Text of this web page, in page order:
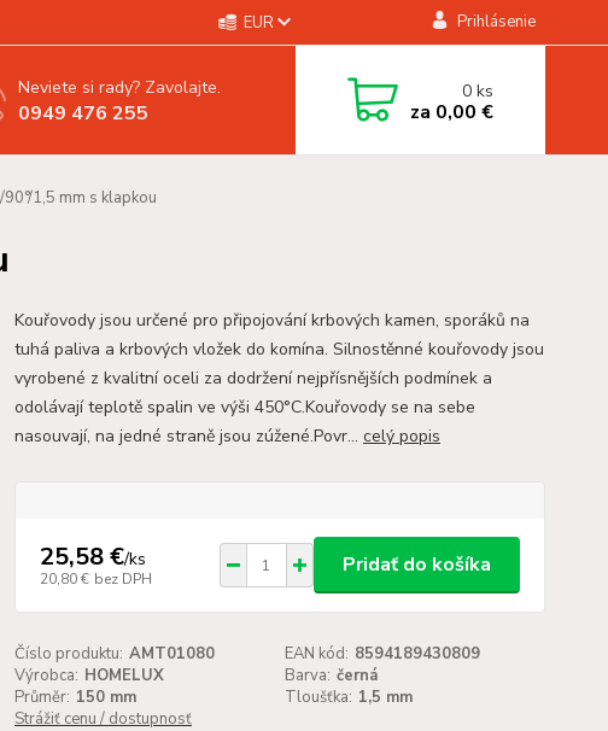
EUR Prihlásenie
Neviete si rady? Zavolajte.
0949 476 255
0ks
za 0,00 €
1,5 mm s klapkou
Kouřovody jsou určené pro připojování krbových kamen, sporáků na
tuhá paliva a krbových vložek do komína. Silnostěnné kouřovody jsou
vyrobené z kvalitní oceli za dodržení nejpřísnějších podmínek a
odolávají teplotě spalin ve výši 450°C.Kouřovody se na sebe
nasouvají, na jedné straně jsou zúžené.Povr... celý popis
25,58 €/ks
20,80 € bez DPH
Pridať do košíka
Číslo produktu: AMT01080 EAN kód: 8594189430809
Výrobca: HOMELUX Barva: černá
Průměr: 150 mm Tloušťka: 1,5 mm
Strážiť cenu / dostupnosť